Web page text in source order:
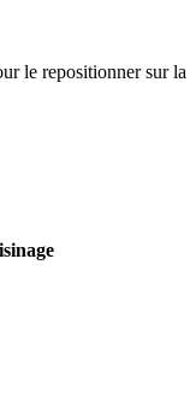
le repositionner sur la